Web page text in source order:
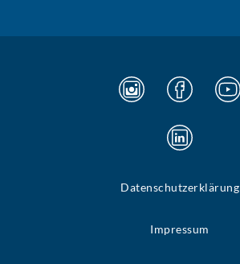
Datenschutzerklärung
Impressum